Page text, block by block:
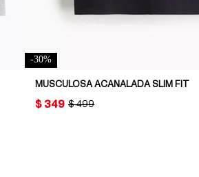
-30%
MUSCULOSA ACANALADA SLIM FIT
ORIGINAL PRICE:
$ 499
PRICE:
$ 349